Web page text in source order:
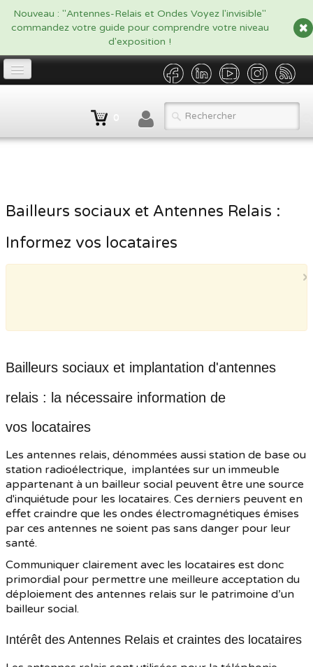
google.com, pub-5479908916438170, DIRECT, f08c47fec0942fa0
Nouveau : "Antennes-Relais et Ondes Voyez l'invisible"
commandez votre guide pour comprendre votre niveau
d'exposition !
Bailleurs sociaux et Antennes Relais :
Informez vos locataires
×
Bailleurs sociaux et implantation d'antennes
relais : la nécessaire information de
vos locataires
Les antennes relais, dénommées aussi station de base ou
station radioélectrique, implantées sur un immeuble
appartenant à un bailleur social peuvent être une source
d'inquiétude pour les locataires. Ces derniers peuvent en
effet craindre que les ondes électromagnétiques émises
par ces antennes ne soient pas sans danger pour leur
santé.
Communiquer clairement avec les locataires est donc
primordial pour permettre une meilleure acceptation du
déploiement des antennes relais sur le patrimoine d’un
bailleur social.
Intérêt des Antennes Relais et craintes des locataires